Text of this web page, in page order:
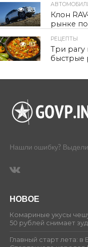
103
Клон
рынке
83
РЕЦЕПТЫ
Три рагу
быстрые
Нашли ошибку?
НОВОЕ
Комариные укусы
50 рублей снимает
Главный старт лета: в